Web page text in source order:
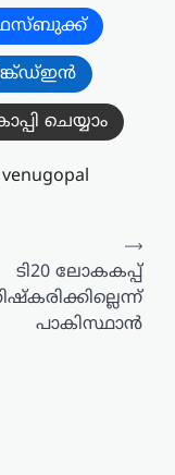
ചെയ്യാം
venugopal
ടി20 ലോകകപ്പ്
പാകിസ്ഥാൻ
⟶